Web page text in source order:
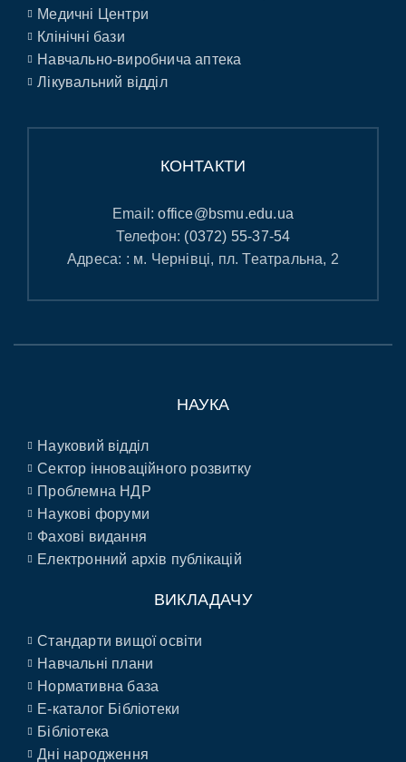
Медичні Центри
Клінічні бази
Навчально-виробнича аптека
Лікувальний відділ
КОНТАКТИ
Email:office@bsmu.edu.ua
Телефон: (0372) 55-37-54
Адреса: : м. Чернівці, пл. Театральна, 2
НАУКА
Науковий відділ
Сектор інноваційного розвитку
Проблемна НДР
Наукові форуми
Фахові видання
Електронний архів публікацій
ВИКЛАДАЧУ
Стандарти вищої освіти
Навчальні плани
Нормативна база
E-каталог Бібліотеки
Бібліотека
Дні народження